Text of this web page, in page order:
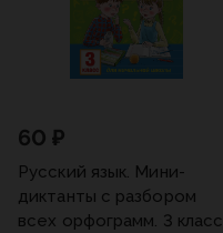
60 ₽
Русский язык. Мини-
диктанты с разбором
всех орфограмм. 3 класс